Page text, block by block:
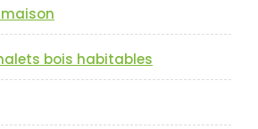
bois habitables